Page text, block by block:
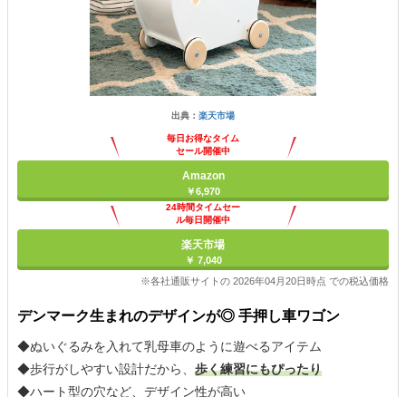
出典： 楽天市場
毎日お得なタイム
セール開催中
Amazon
￥6,970
24時間タイムセー
ル毎日開催中
楽天市場
￥ 7,040
※各社通販サイトの 2026年04月20日時点 での税込価格
デンマーク生まれのデザインが◎ 手押し車ワゴン
◆ぬいぐるみを入れて乳母車のように遊べるアイテム
◆歩行がしやすい設計だから、 歩く練習にもぴったり
◆ハート型の穴など、デザイン性が高い